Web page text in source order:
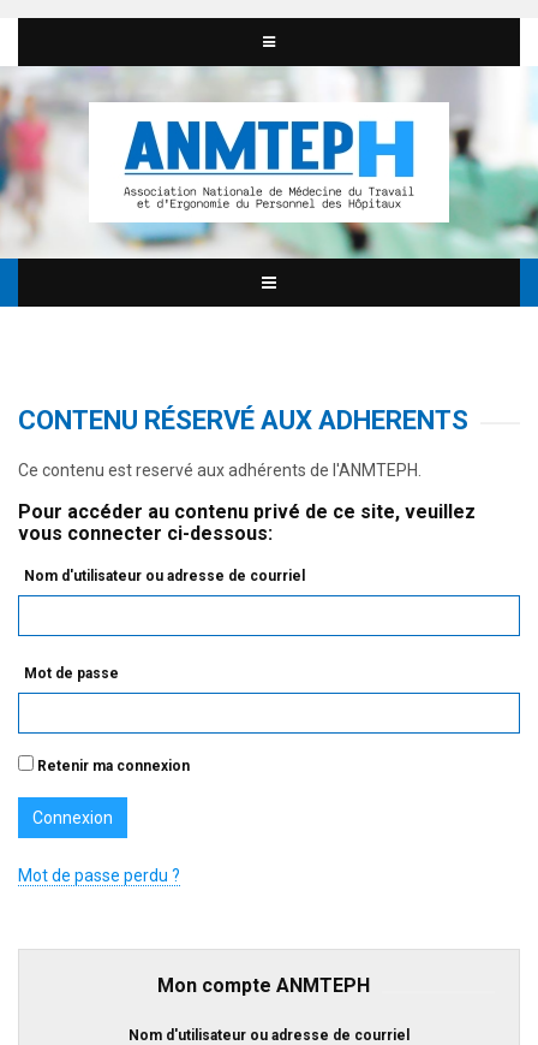
CONTENU RÉSERVÉ AUX ADHERENTS
Ce contenu est reservé aux adhérents de l'ANMTEPH.
Pour accéder au contenu privé de ce site, veuillez
vous connecter ci-dessous:
Nom d'utilisateur ou adresse de courriel
Mot de passe
Retenir ma connexion
Mot de passe perdu ?
Mon compte ANMTEPH
Nom d'utilisateur ou adresse de courriel